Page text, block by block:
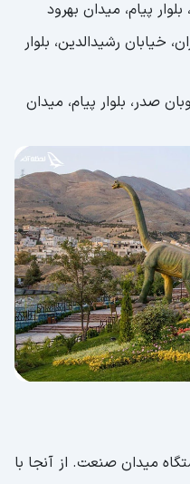
بلوار پیام، میدان بهرود
خیابان رشیدالدین، بلوار
صدر، بلوار پیام، میدان
میدان صنعت. از آنجا با